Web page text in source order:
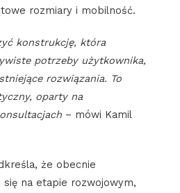
rozmiary i mobilność.
konstrukcję, która
potrzeby użytkownika,
rozwiązania. To
oparty na
– mówi Kamil
że obecnie
się na etapie rozwojowym,